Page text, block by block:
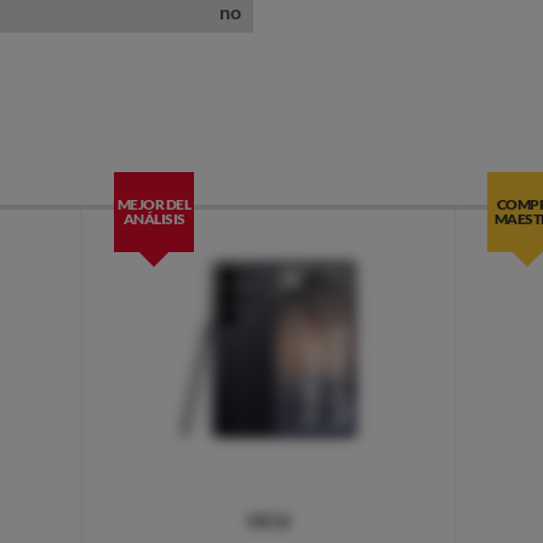
no
MEJOR DEL
ANÁLISIS